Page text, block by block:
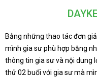
Bằng những thao tác đơn
mình gia sư phù hợp bằng
thông tin gia sư và nội dung
thử 02 buổi với gia sư mà